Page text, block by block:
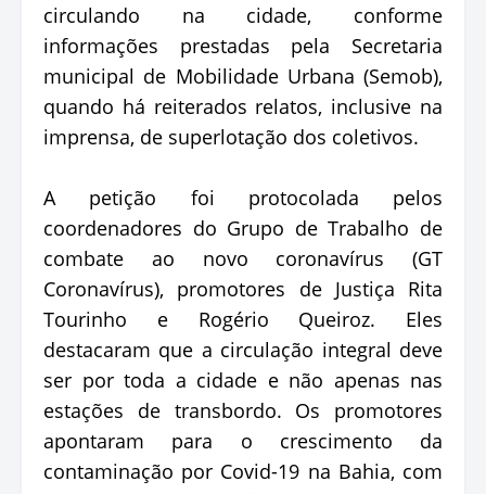
circulando na cidade, conforme
informações prestadas pela Secretaria
municipal de Mobilidade Urbana (Semob),
quando há reiterados relatos, inclusive na
imprensa, de superlotação dos coletivos.
A petição foi protocolada pelos
coordenadores do Grupo de Trabalho de
combate ao novo coronavírus (GT
Coronavírus), promotores de Justiça Rita
Tourinho e Rogério Queiroz. Eles
destacaram que a circulação integral deve
ser por toda a cidade e não apenas nas
estações de transbordo. Os promotores
apontaram para o crescimento da
contaminação por Covid-19 na Bahia, com